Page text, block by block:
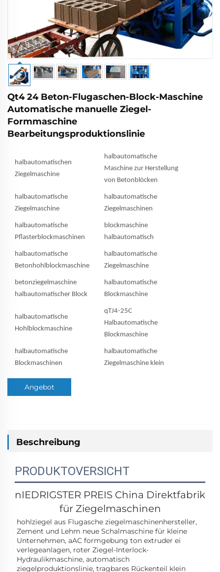
Qt4 24 Beton-Flugaschen-Block-Maschine
Automatische manuelle Ziegel-
Formmaschine
Bearbeitungsproduktionslinie
halbautomatischen
Ziegelmaschine
halbautomatische
Maschine zur Herstellung
von Betonblöcken
halbautomatische
Ziegelmaschine
halbautomatische
Ziegelmaschinen
halbautomatische
Pflasterblockmaschinen
blockmaschine
halbautomatisch
halbautomatische
Betonhohlblockmaschine
halbautomatische
Ziegelmaschine
betonziegelmaschine
halbautomatischer Block
halbautomatische
Blockmaschine
halbautomatische
Hohlblockmaschine
qTJ4-25C
Halbautomatische
Blockmaschine
halbautomatische
Blockmaschinen
halbautomatische
Ziegelmaschine klein
Angebot
Beschreibung
PRODUKTOVERSICHT
nIEDRIGSTER PREIS China Direktfabrik
für Ziegelmaschinen
hohlziegel aus Flugasche ziegelmaschinenhersteller,
Zement und Lehm neue Schalmaschine für kleine
Unternehmen, aAC formgebung ton extruder
verlegeanlagen, roter Ziegel-Interlock-
Hydraulikmaschine,
ziegelproduktionslinie,